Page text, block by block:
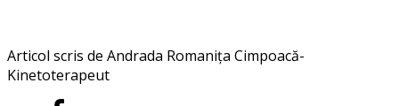
Articol scris de Andrada Romanița Cimpoacă-
Kinetoterapeut